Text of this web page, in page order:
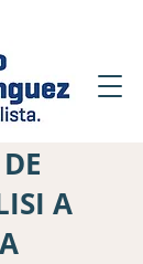
A